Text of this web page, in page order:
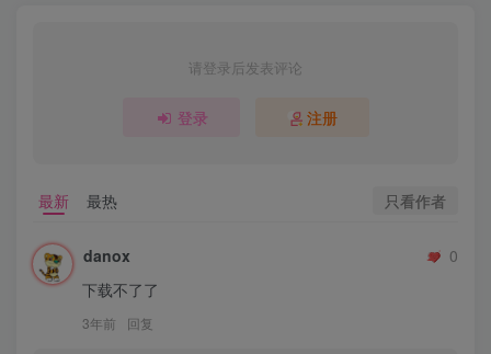
请登录后发表评论
登录 注册
最新 最热 只看作者
danox
0
下载不了了
3年前 回复